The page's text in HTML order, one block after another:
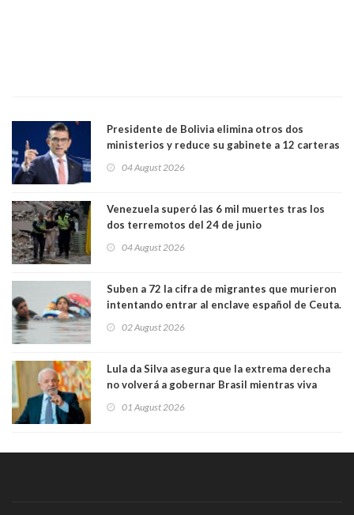
Presidente de Bolivia elimina otros dos
ministerios y reduce su gabinete a 12 carteras
04 August 2026
Venezuela superó las 6 mil muertes tras los
dos terremotos del 24 de junio
04 August 2026
Suben a 72 la cifra de migrantes que murieron
intentando entrar al enclave español de Ceuta.
02 August 2026
Lula da Silva asegura que la extrema derecha
no volverá a gobernar Brasil mientras viva
01 August 2026